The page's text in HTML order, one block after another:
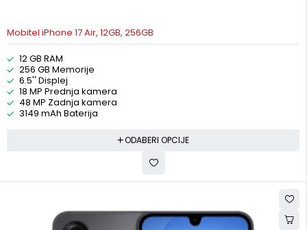
Mobitel iPhone 17 Air, 12GB, 256GB
12 GB RAM
256 GB Memorije
6.5'' Displej
18 MP Prednja kamera
48 MP Zadnja kamera
3149 mAh Baterija
ODABERI OPCIJE